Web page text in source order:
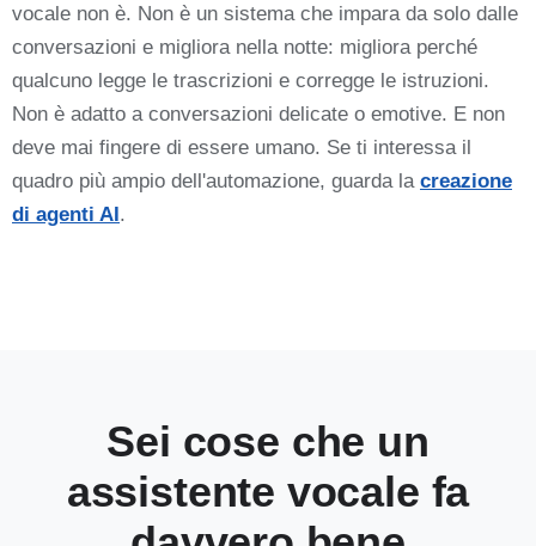
vocale non è. Non è un sistema che impara da solo dalle
conversazioni e migliora nella notte: migliora perché
qualcuno legge le trascrizioni e corregge le istruzioni.
Non è adatto a conversazioni delicate o emotive. E non
deve mai fingere di essere umano. Se ti interessa il
quadro più ampio dell'automazione, guarda la creazione
di agenti AI .
Sei cose che un
assistente vocale fa